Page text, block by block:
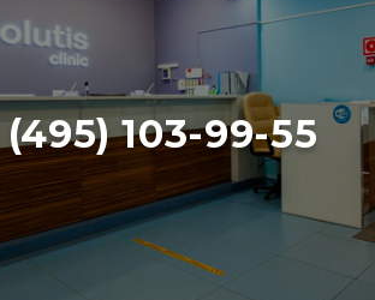
(495) 103-99-55